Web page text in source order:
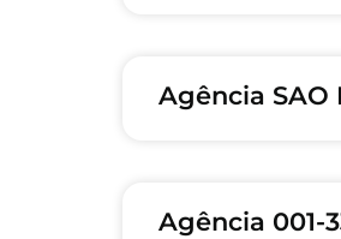
Agência SAO
Agência 001-